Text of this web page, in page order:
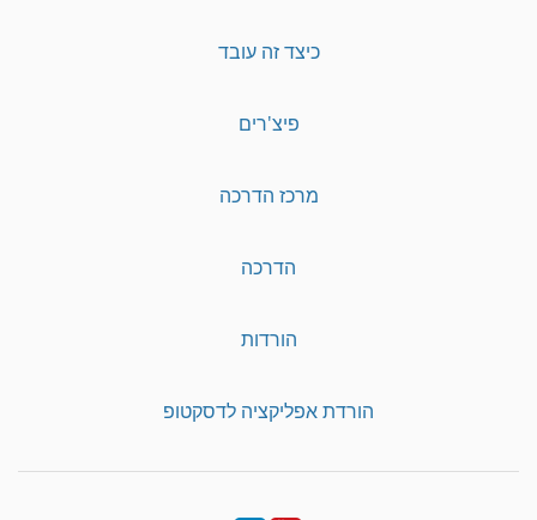
כיצד זה עובד
פיצ'רים
מרכז הדרכה
הדרכה
הורדות
הורדת אפליקציה לדסקטופ